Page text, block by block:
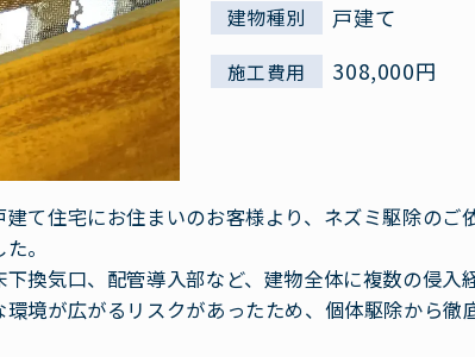
建物種別 戸建て
施工費用 308,000円
て住宅にお住まいのお客様より、ネズミ駆除のご
。
換気口、配管導入部など、建物全体に複数の侵入
境が広がるリスクがあったため、個体駆除から